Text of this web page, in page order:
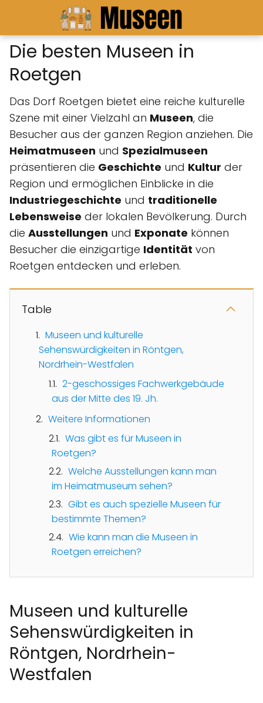
Die besten Museen in
Roetgen
Das Dorf Roetgen bietet eine reiche kulturelle
Szene mit einer Vielzahl an Museen, die
Besucher aus der ganzen Region anziehen. Die
Heimatmuseen und Spezialmuseen
präsentieren die Geschichte und Kultur der
Region und ermöglichen Einblicke in die
Industriegeschichte und traditionelle
Lebensweise der lokalen Bevölkerung. Durch
die Ausstellungen und Exponate können
Besucher die einzigartige Identität von
Roetgen entdecken und erleben.
Table
Museen und kulturelle
Sehenswürdigkeiten in Röntgen,
Nordrhein-Westfalen
2-geschossiges Fachwerkgebäude
aus der Mitte des 19. Jh.
Weitere Informationen
Was gibt es für Museen in
Roetgen?
Welche Ausstellungen kann man
im Heimatmuseum sehen?
Gibt es auch spezielle Museen für
bestimmte Themen?
Wie kann man die Museen in
Roetgen erreichen?
Museen und kulturelle
Sehenswürdigkeiten in
Röntgen, Nordrhein-
Westfalen